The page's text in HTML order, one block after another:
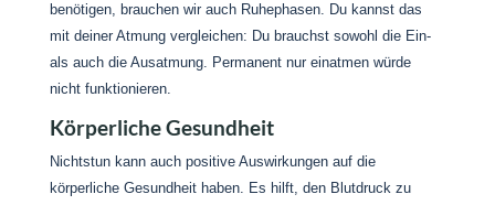
benötigen, brauchen wir auch Ruhephasen. Du kannst das
mit deiner Atmung vergleichen: Du brauchst sowohl die Ein-
als auch die Ausatmung. Permanent nur einatmen würde
nicht funktionieren.
Körperliche Gesundheit
Nichtstun kann auch positive Auswirkungen auf die
körperliche Gesundheit haben. Es hilft, den Blutdruck zu